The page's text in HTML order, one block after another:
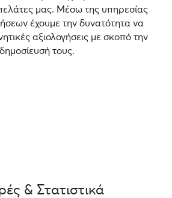
μας. Μέσω της υπηρεσίας
έχουμε την δυνατότητα να
αξιολογήσεις με σκοπό την
τους.
& Στατιστικά